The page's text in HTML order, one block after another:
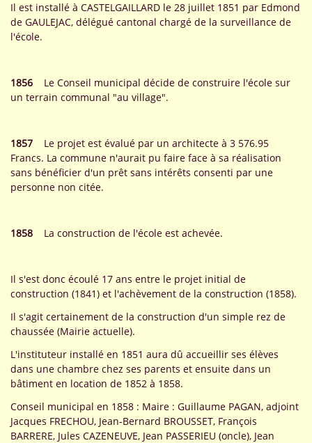
Il est installé à CASTELGAILLARD le 28 juillet 1851 par Edmond
de GAULEJAC, délégué cantonal chargé de la surveillance de
l'école.
1856 Le Conseil municipal décide de construire l'école sur
un terrain communal "au village".
1857 Le projet est évalué par un architecte à 3 576.95
Francs. La commune n'aurait pu faire face à sa réalisation
sans bénéficier d'un prêt sans intérêts consenti par une
personne non citée.
1858 La construction de l'école est achevée.
Il s'est donc écoulé 17 ans entre le projet initial de
construction (1841) et l'achèvement de la construction (1858).
Il s'agit certainement de la construction d'un simple rez de
chaussée (Mairie actuelle).
L'instituteur installé en 1851 aura dû accueillir ses élèves
dans une chambre chez ses parents et ensuite dans un
bâtiment en location de 1852 à 1858.
Conseil municipal en 1858 : Maire : Guillaume PAGAN, adjoint
Jacques FRECHOU, Jean-Bernard BROUSSET, François
BARRERE, Jules CAZENEUVE, Jean PASSERIEU (oncle), Jean